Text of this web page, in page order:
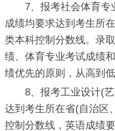
7、报考社会体育专
成绩均要求达到考生所
类本科控制分数线。录
绩、体育专业考试成绩
绩优先的原则，从高到低
8、报考工业设计(艺
达到考生所在省(自治区
控制分数线，英语成绩